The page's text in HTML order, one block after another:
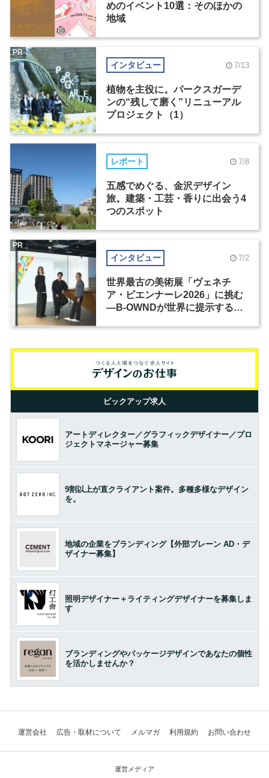
めのイベント10選：そのほかの
地域
インタビュー 7/13
植物を主役に。パークスガーデ
ンの“残して磨く”リニューアル
プロジェクト（1）
PR
レポート 7/8
五感でめぐる、金沢デザイン
旅。建築・工芸・香りに出会う4
つのスポット
インタビュー 7/2
世界最古の美術展「ヴェネチ
ア・ビエンナーレ2026」に挑む
―B-OWNDが世界に提示する美
PR
ピックアップ求人
アートディレクター／グラフィックデザイナー／プロ
ジェクトマネージャー募集
9割以上が直クライアント案件。多種多様なデザイン
を。
地域の企業をブランディング【外部ブレーン AD・デ
ザイナー募集】
照明デザイナー＋ライティングデザイナーを募集しま
す
ブランディングやパッケージデザインであなたの個性
を活かしませんか？
運営会社 広告・取材について メルマガ 利用規約 お問い合わせ
運営メディア